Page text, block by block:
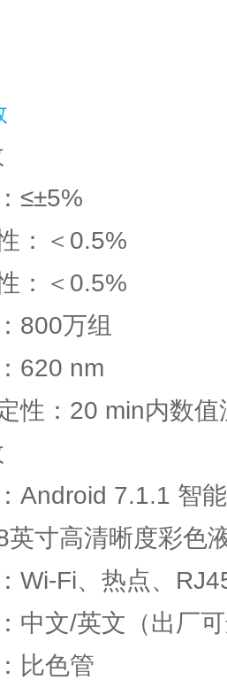
≤±5%
：＜0.5%
：＜0.5%
800万组
620 nm
性：20 min内数
Android 7.1.1 智
英寸高清晰度彩色
Wi-Fi、热点、
中文/英文（出厂
比色管